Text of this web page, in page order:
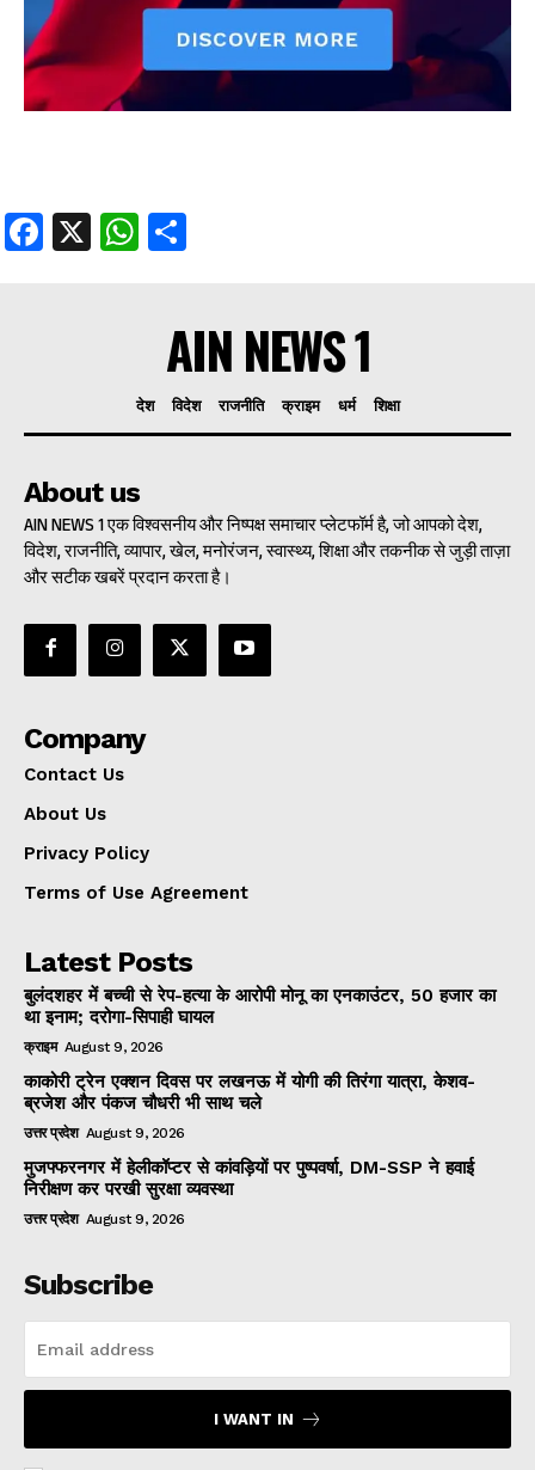
Facebook
X WhatsApp
AIN NEWS 1
देश विदेश राजनीति क्राइम धर्म शिक्षा
About us
AIN NEWS 1 एक विश्वसनीय और निष्पक्ष समाचार प्लेटफॉर्म है, जो आपको देश,
विदेश, राजनीति, व्यापार, खेल, मनोरंजन, स्वास्थ्य, शिक्षा और तकनीक से जुड़ी ताज़ा
और सटीक खबरें प्रदान करता है।
Company
Contact Us
About Us
Privacy Policy
Terms of Use Agreement
Latest Posts
बुलंदशहर में बच्ची से रेप-हत्या के आरोपी मोनू का एनकाउंटर, 50 हजार का
था इनाम; दरोगा-सिपाही घायल
क्राइम August 9, 2026
काकोरी ट्रेन एक्शन दिवस पर लखनऊ में योगी की तिरंगा यात्रा, केशव-
ब्रजेश और पंकज चौधरी भी साथ चले
उत्तर प्रदेश August 9, 2026
मुजफ्फरनगर में हेलीकॉप्टर से कांवड़ियों पर पुष्पवर्षा, DM-SSP ने हवाई
निरीक्षण कर परखी सुरक्षा व्यवस्था
उत्तर प्रदेश August 9, 2026
Subscribe
I WANT IN